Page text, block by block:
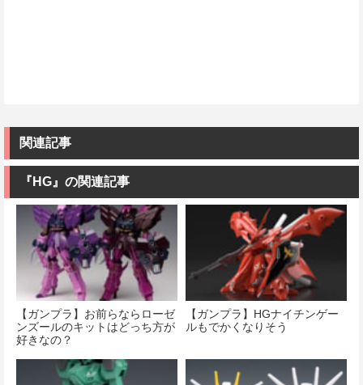
関連記事
『HG』の関連記事
【ガンプラ】お前らならローゼ
ンズールのキットはどっち方が
好きなの？
【ガンプラ】HGナイチンゲー
ルもでかくなりそう